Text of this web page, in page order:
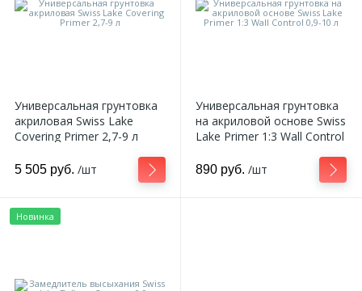
Универсальная грунтовка
акриловая Swiss Lake
Covering Primer 2,7-9 л
5 505 руб. /шт
Универсальная грунтовка
на акриловой основе Swiss
Lake Primer 1:3 Wall Control
890 руб. /шт
Новинка